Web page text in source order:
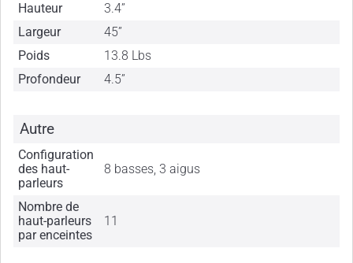
Hauteur
3.4”
Largeur
45”
Poids
13.8 Lbs
Profondeur
4.5”
Autre
Configuration
des haut-
parleurs
8 basses, 3 aigus
Nombre de
haut-parleurs
par enceintes
11